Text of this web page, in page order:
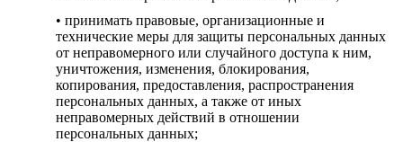
• принимать правовые, организационные и
технические меры для защиты персональных данных
от неправомерного или случайного доступа к ним,
уничтожения, изменения, блокирования,
копирования, предоставления, распространения
персональных данных, а также от иных
неправомерных действий в отношении
персональных данных;